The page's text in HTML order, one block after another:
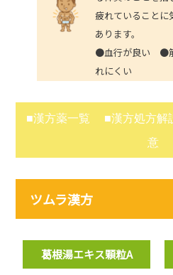
疲れていることに
あります。
●血行が良い ●
れにくい
■漢方薬一覧 ■漢方処方解
意
ツムラ漢方
葛根湯エキス顆粒A